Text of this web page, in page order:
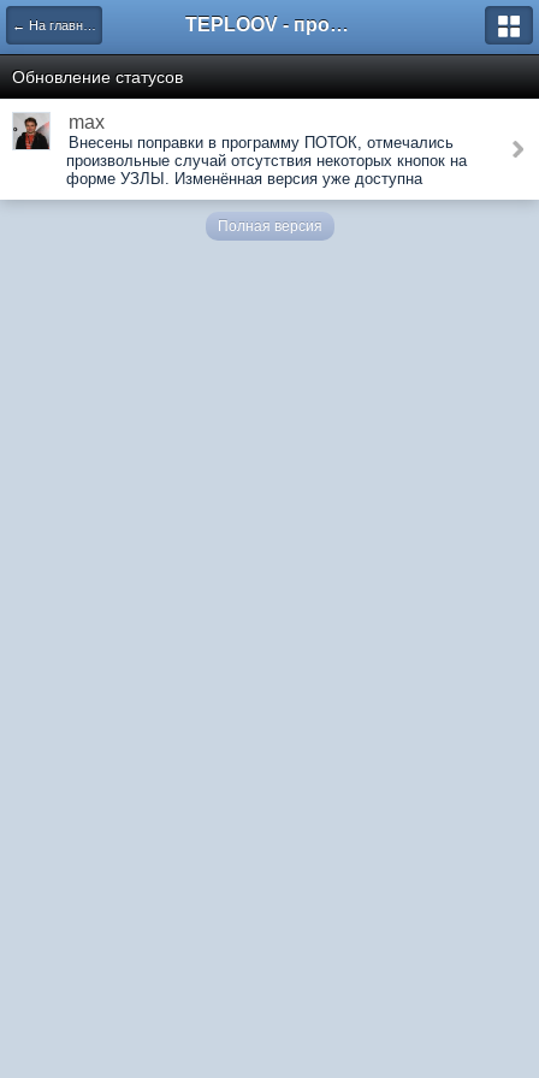
← На главную TEPLOOV - программный комплекс для расчёта систем отопления и вентиляции
Обновление статусов
max
Внесены поправки в программу ПОТОК, отмечались
произвольные случай отсутствия некоторых кнопок на
форме УЗЛЫ. Изменённая версия уже доступна
Полная версия